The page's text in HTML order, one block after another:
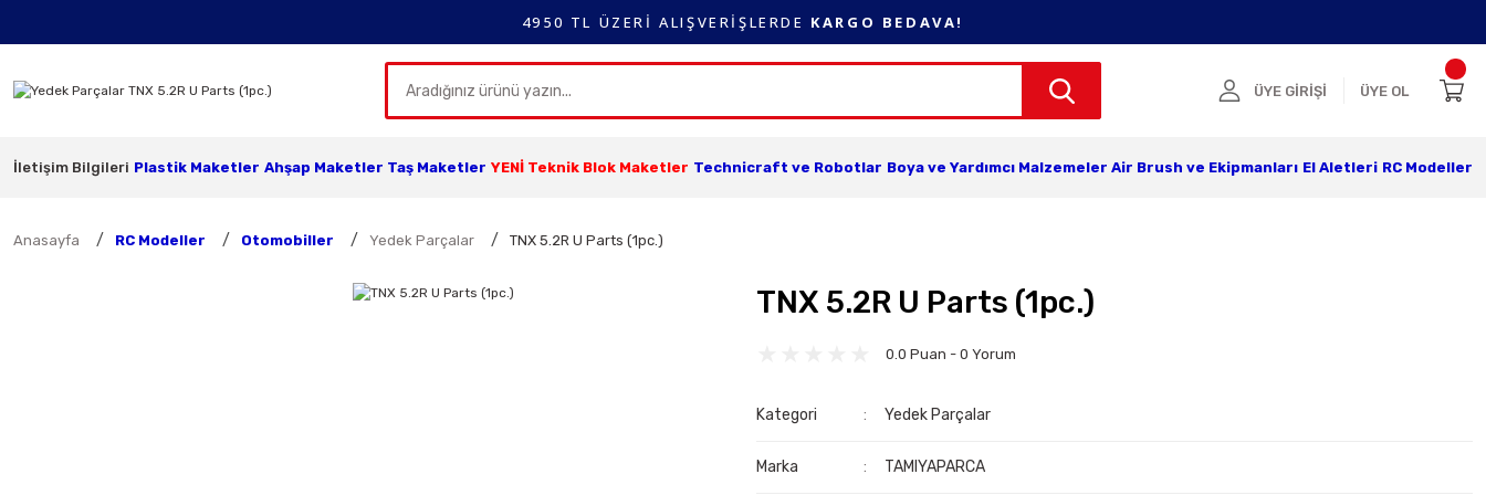
4950 TL ÜZERİ ALIŞVERİŞLERDE KARGO BEDAVA!
ÜYE GİRİŞİ ÜYE OL
İletişim Bilgileri Plastik Maketler Ahşap Maketler Taş Maketler YENİ Teknik Blok Maketler Technicraft ve Robotlar Boya ve Yardımcı Malzemeler Air Brush ve Ekipmanları El Aletleri RC Modeller
Anasayfa RC Modeller Otomobiller Yedek Parçalar TNX 5.2R U Parts (1pc.)
TNX 5.2R U Parts (1pc.)
0.0 Puan - 0 Yorum
Kategori Yedek Parçalar
Marka TAMIYAPARCA